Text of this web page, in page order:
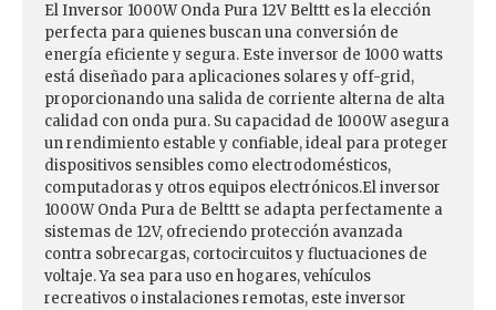
El Inversor 1000W Onda Pura 12V Belttt es la elección
perfecta para quienes buscan una conversión de
energía eficiente y segura. Este inversor de 1000 watts
está diseñado para aplicaciones solares y off-grid,
proporcionando una salida de corriente alterna de alta
calidad con onda pura. Su capacidad de 1000W asegura
un rendimiento estable y confiable, ideal para proteger
dispositivos sensibles como electrodomésticos,
computadoras y otros equipos electrónicos.El inversor
1000W Onda Pura de Belttt se adapta perfectamente a
sistemas de 12V, ofreciendo protección avanzada
contra sobrecargas, cortocircuitos y fluctuaciones de
voltaje. Ya sea para uso en hogares, vehículos
recreativos o instalaciones remotas, este inversor